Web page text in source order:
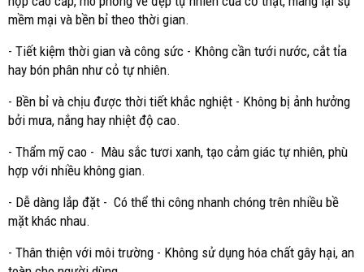
mềm mại và bền bỉ theo thời gian.
- Tiết kiệm thời gian và công sức - Không cần tưới nước, cắt tỉa
hay bón phân như cỏ tự nhiên.
- Bền bỉ và chịu được thời tiết khắc nghiệt - Không bị ảnh hưởng
bởi mưa, nắng hay nhiệt độ cao.
- Thẩm mỹ cao - Màu sắc tươi xanh, tạo cảm giác tự nhiên, phù
hợp với nhiều không gian.
- Dễ dàng lắp đặt - Có thể thi công nhanh chóng trên nhiều bề
mặt khác nhau.
- Thân thiện với môi trường - Không sử dụng hóa chất gây hại, an